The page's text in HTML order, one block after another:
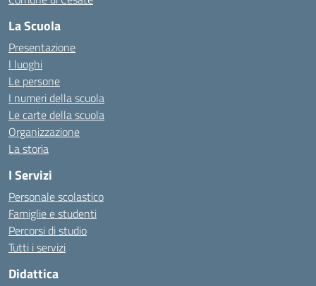
La Scuola
Presentazione
I luoghi
Le persone
I numeri della scuola
Le carte della scuola
Organizzazione
La storia
I Servizi
Personale scolastico
Famiglie e studenti
Percorsi di studio
Tutti i servizi
Didattica